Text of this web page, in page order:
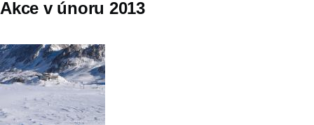
Akce v únoru 2013